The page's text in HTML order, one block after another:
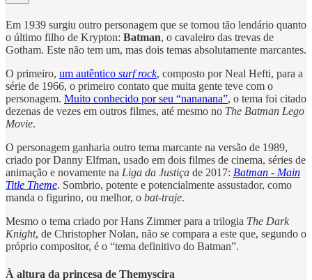
Em 1939 surgiu outro personagem que se tornou tão lendário quanto
o último filho de Krypton: Batman, o cavaleiro das trevas de
Gotham. Este não tem um, mas dois temas absolutamente marcantes.
O primeiro, um autêntico surf rock, composto por Neal Hefti, para a
série de 1966, o primeiro contato que muita gente teve com o
personagem. Muito conhecido por seu “nananana”, o tema foi citado
dezenas de vezes em outros filmes, até mesmo no The Batman Lego
Movie.
O personagem ganharia outro tema marcante na versão de 1989,
criado por Danny Elfman, usado em dois filmes de cinema, séries de
animação e novamente na Liga da Justiça de 2017: Batman - Main
Title Theme. Sombrio, potente e potencialmente assustador, como
manda o figurino, ou melhor, o bat-traje.
Mesmo o tema criado por Hans Zimmer para a trilogia The Dark
Knight, de Christopher Nolan, não se compara a este que, segundo o
próprio compositor, é o “tema definitivo do Batman”.
À altura da princesa de Themyscira